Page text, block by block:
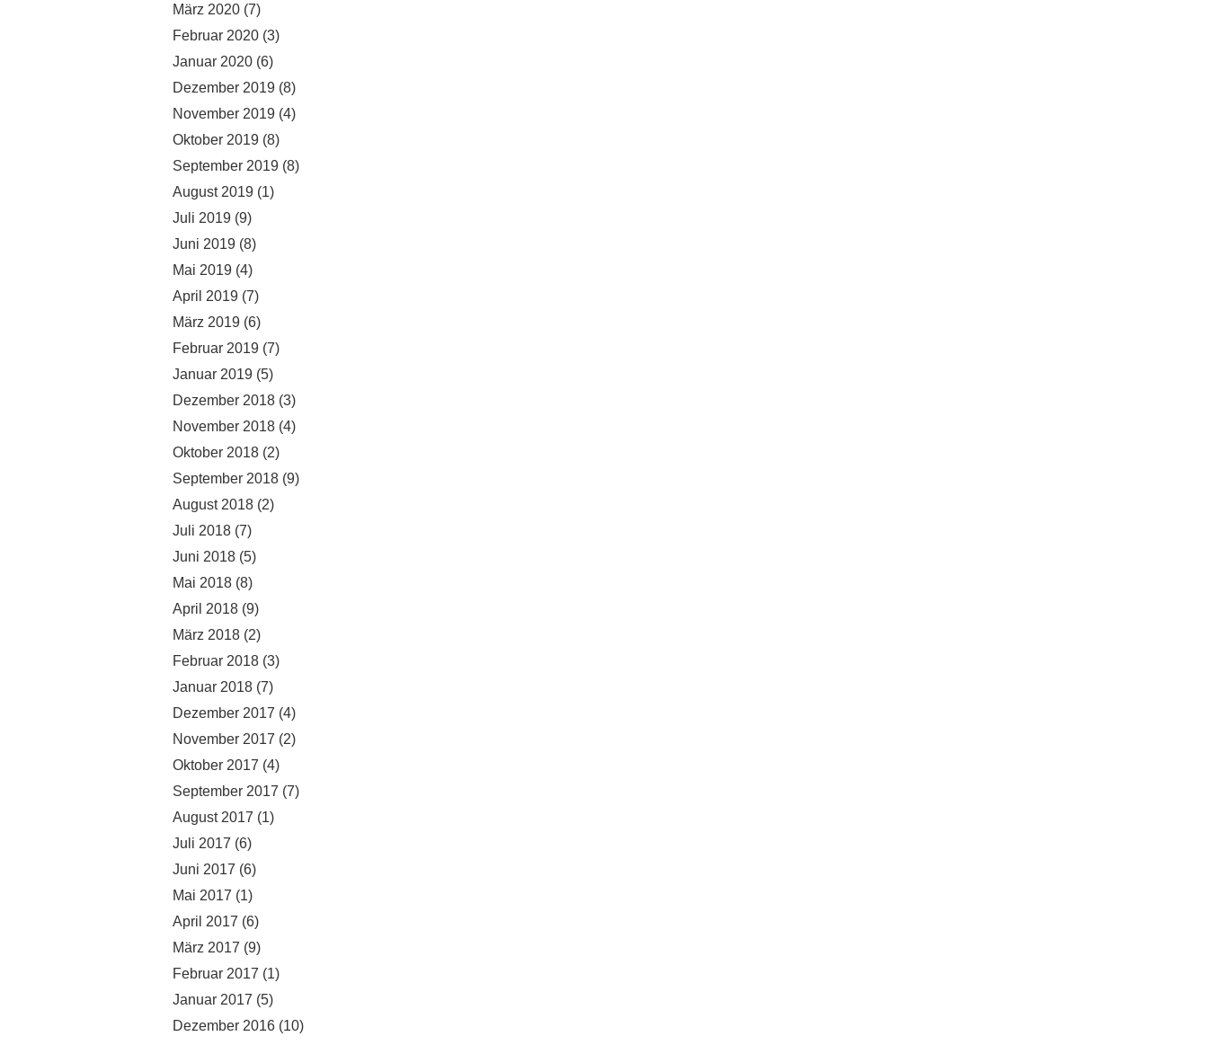
März 2020 (7)
Februar 2020 (3)
Januar 2020 (6)
Dezember 2019 (8)
November 2019 (4)
Oktober 2019 (8)
September 2019 (8)
August 2019 (1)
Juli 2019 (9)
Juni 2019 (8)
Mai 2019 (4)
April 2019 (7)
März 2019 (6)
Februar 2019 (7)
Januar 2019 (5)
Dezember 2018 (3)
November 2018 (4)
Oktober 2018 (2)
September 2018 (9)
August 2018 (2)
Juli 2018 (7)
Juni 2018 (5)
Mai 2018 (8)
April 2018 (9)
März 2018 (2)
Februar 2018 (3)
Januar 2018 (7)
Dezember 2017 (4)
November 2017 (2)
Oktober 2017 (4)
September 2017 (7)
August 2017 (1)
Juli 2017 (6)
Juni 2017 (6)
Mai 2017 (1)
April 2017 (6)
März 2017 (9)
Februar 2017 (1)
Januar 2017 (5)
Dezember 2016 (10)